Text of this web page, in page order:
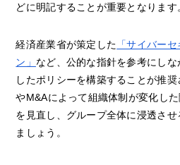
どに明記することが重要となります
経済産業省が策定した 「サイバー
ン」 など、公的な指針を参考にし
したポリシーを構築することが推
やM&Aによって組織体制が変化し
を見直し、グループ全体に浸透さ
ましょう。